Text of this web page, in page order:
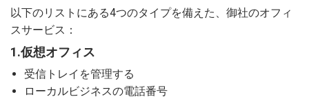
以下のリストにある4つのタイプを備えた、御社のオフィ
スサービス：
1.仮想オフィス
受信トレイを管理する
ローカルビジネスの電話番号